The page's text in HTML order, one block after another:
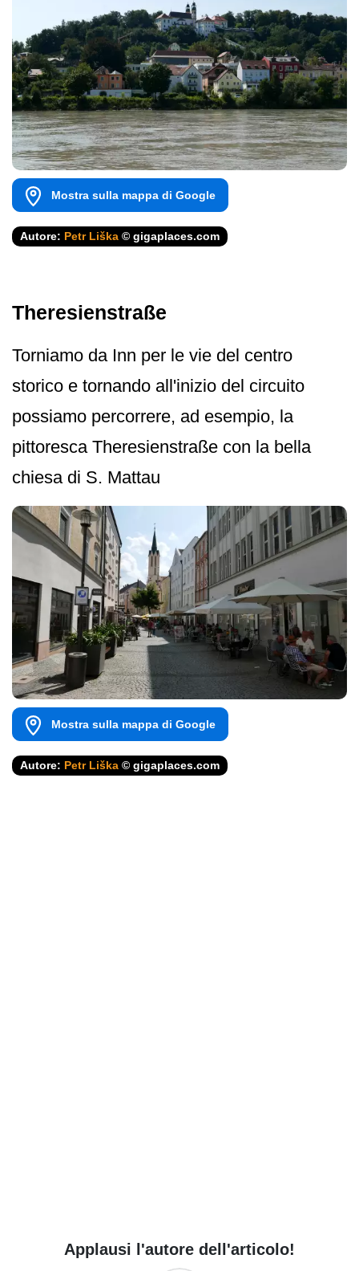
Mostra sulla mappa di Google
Autore: Petr Liška © gigaplaces.com
Theresienstraße
Torniamo da Inn per le vie del centro
storico e tornando all'inizio del circuito
possiamo percorrere, ad esempio, la
pittoresca Theresienstraße con la bella
chiesa di S. Mattau
Mostra sulla mappa di Google
Autore: Petr Liška © gigaplaces.com
Applausi l'autore dell'articolo!